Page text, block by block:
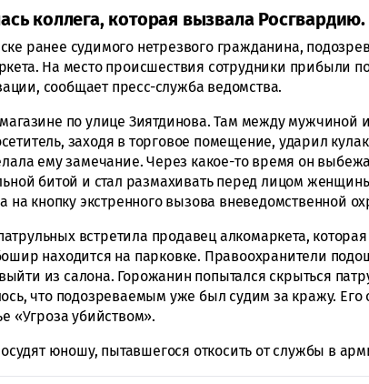
коллега, которая вызвала Росгвардию.
ранее судимого нетрезвого гражданина,
На место происшествия сотрудники прибыли
сообщает пресс-служба ведомства.
по улице Зиятдинова. Там между мужчиной и
заходя в торговое помещение, ударил
ему замечание. Через какое-то время он
битой и стал размахивать перед лицом
на кнопку экстренного вызова вневедомственной
встретила продавец алкомаркета, которая
находится на парковке. Правоохранители
из салона. Горожанин попытался скрыться
что подозреваемым уже был судим за кражу. Его
«Угроза убийством».
осудят юношу, пытавшегося откосить от службы в